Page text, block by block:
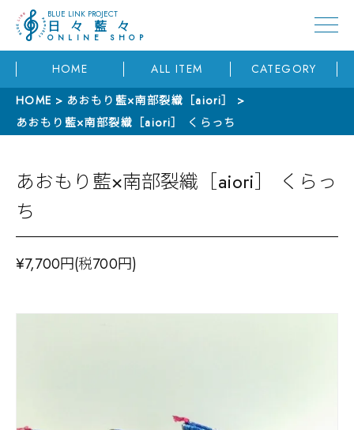
BLUE LINK PROJECT
日々藍々
ONLINE SHOP
HOME ALL ITEM
CATEGORY
HOME
あおもり藍×南部裂織［aiori］
あおもり藍×南部裂織［aiori］ くらっち
あおもり藍×南部裂織［aiori］ くらっ
ち
¥7,700円(税700円)